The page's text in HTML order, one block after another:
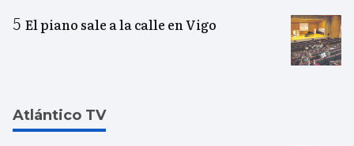
El piano sale a la calle en Vigo
Atlántico TV